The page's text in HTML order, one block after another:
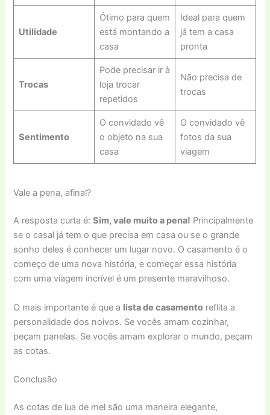
Utilidade
Ótimo para quem
está montando a
casa
Ideal para quem
já tem a casa
pronta
Trocas
Pode precisar ir à
loja trocar
repetidos
Não precisa de
trocas
Sentimento
O convidado vê
o objeto na sua
casa
O convidado vê
fotos da sua
viagem
Vale a pena, afinal?
A resposta curta é:Sim, vale muito a pena! Principalmente
se o casal já tem o que precisa em casa ou se o grande
sonho deles é conhecer um lugar novo. O casamento é o
começo de uma nova história, e começar essa história
com uma viagem incrível é um presente maravilhoso.
O mais importante é que a lista de casamento reflita a
personalidade dos noivos. Se vocês amam cozinhar,
peçam panelas. Se vocês amam explorar o mundo, peçam
as cotas.
Conclusão
As cotas de lua de mel são uma maneira elegante,